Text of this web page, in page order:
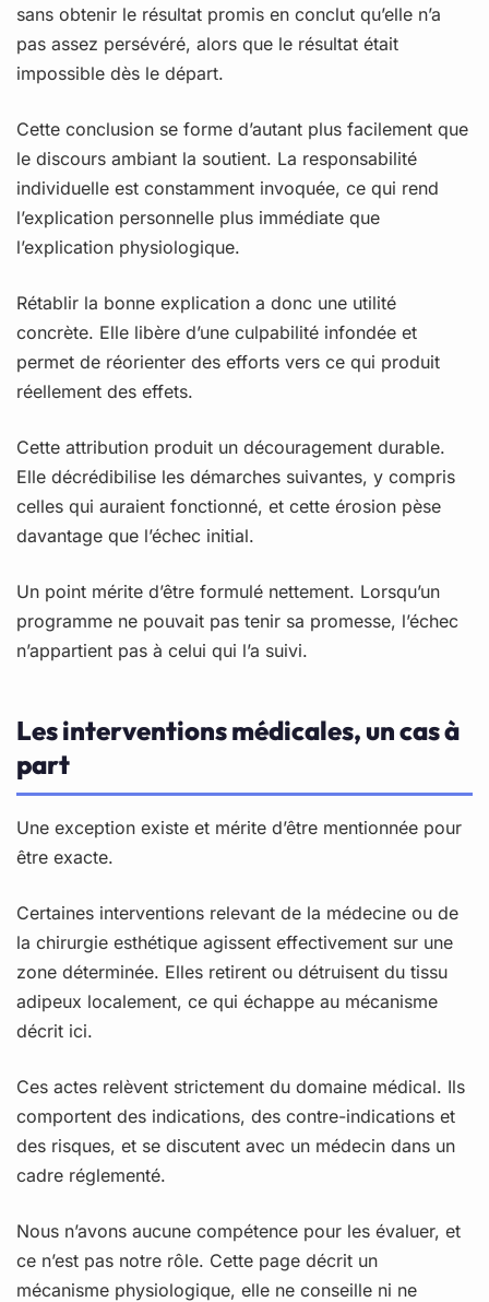
sans obtenir le résultat promis en conclut qu’elle n’a
pas assez persévéré, alors que le résultat était
impossible dès le départ.
Cette conclusion se forme d’autant plus facilement que
le discours ambiant la soutient. La responsabilité
individuelle est constamment invoquée, ce qui rend
l’explication personnelle plus immédiate que
l’explication physiologique.
Rétablir la bonne explication a donc une utilité
concrète. Elle libère d’une culpabilité infondée et
permet de réorienter des efforts vers ce qui produit
réellement des effets.
Cette attribution produit un découragement durable.
Elle décrédibilise les démarches suivantes, y compris
celles qui auraient fonctionné, et cette érosion pèse
davantage que l’échec initial.
Un point mérite d’être formulé nettement. Lorsqu’un
programme ne pouvait pas tenir sa promesse, l’échec
n’appartient pas à celui qui l’a suivi.
Les interventions médicales, un cas à
part
Une exception existe et mérite d’être mentionnée pour
être exacte.
Certaines interventions relevant de la médecine ou de
la chirurgie esthétique agissent effectivement sur une
zone déterminée. Elles retirent ou détruisent du tissu
adipeux localement, ce qui échappe au mécanisme
décrit ici.
Ces actes relèvent strictement du domaine médical. Ils
comportent des indications, des contre-indications et
des risques, et se discutent avec un médecin dans un
cadre réglementé.
Nous n’avons aucune compétence pour les évaluer, et
ce n’est pas notre rôle. Cette page décrit un
mécanisme physiologique, elle ne conseille ni ne